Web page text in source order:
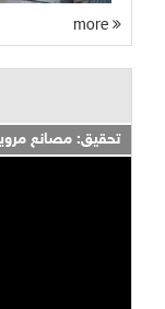
تحقيق: مصانع